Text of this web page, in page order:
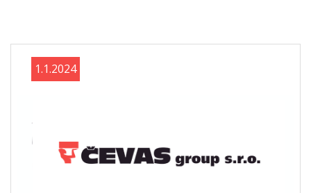
1.1.2024